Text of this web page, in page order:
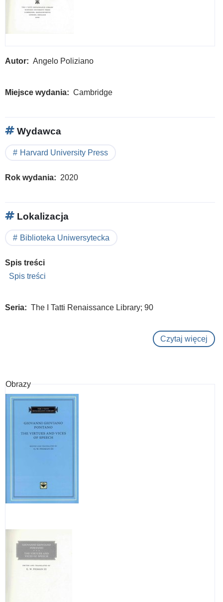
Autor Angelo Poliziano
Miejsce wydania Cambridge
Wydawca
Harvard University Press
Rok wydania 2020
Lokalizacja
Biblioteka Uniwersytecka
Spis treści
Spis treści
Seria The I Tatti Renaissance Library; 90
Czytaj więcej
Obrazy